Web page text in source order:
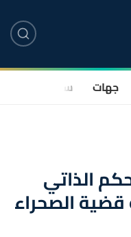
جهات سياسة
الذاتي
الصحراء